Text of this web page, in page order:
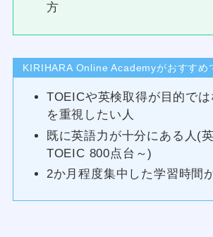
方
KIRIHARA Online Academyがおすすめ
TOEICや英検取得が目的で
を重視したい人
既に英語力が十分にある人(英
TOEIC 800点台～)
2か月程度集中した学習時間